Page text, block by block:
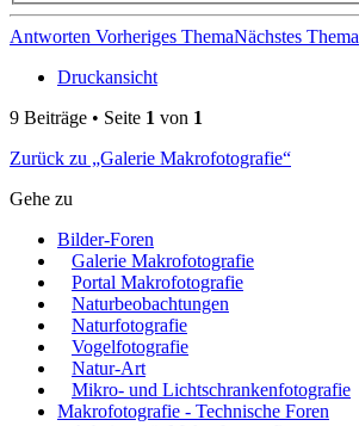
Antworten Vorheriges ThemaNächstes Thema
Druckansicht
9 Beiträge • Seite 1 von 1
Zurück zu „Galerie Makrofotografie“
Gehe zu
Bilder-Foren
Galerie Makrofotografie
Portal Makrofotografie
Naturbeobachtungen
Naturfotografie
Vogelfotografie
Natur-Art
Mikro- und Lichtschrankenfotografie
Makrofotografie - Technische Foren